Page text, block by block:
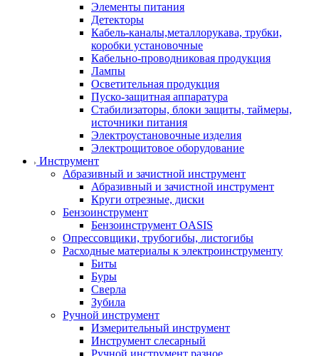
Элементы питания
Детекторы
Кабель-каналы,металлорукава, трубки,
коробки установочные
Кабельно-проводниковая продукция
Лампы
Осветительная продукция
Пуско-защитная аппаратура
Стабилизаторы, блоки защиты, таймеры,
источники питания
Электроустановочные изделия
Электрощитовое оборудование
Инструмент
Абразивный и зачистной инструмент
Абразивный и зачистной инструмент
Круги отрезные, диски
Бензоинструмент
Бензоинструмент OASIS
Опрессовщики, трубогибы, листогибы
Расходные материалы к электроинструменту
Биты
Буры
Сверла
Зубила
Ручной инструмент
Измерительный инструмент
Инструмент слесарный
Ручной инструмент разное